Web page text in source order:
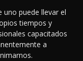
uno puede llevar el
tiempos y
capacitados
a